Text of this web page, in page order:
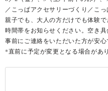
／こっぱアクセサリーづくり／こ
親子でも、大人の方だけでも体験で
時間帯をお知らせください。空き
事前にご連絡をいただいた方が安心
*直前に予定が変更となる場合があ